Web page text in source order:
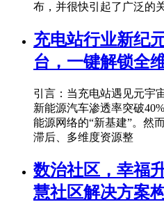
布，并很快引起了广泛的
充电站行业新纪
台，一键解锁全
引言：当充电站遇见元宇
新能源汽车渗透率突破
能源网络的“新基建”。然
滞后、多维度资源整
数治社区，幸福
慧社区解决方案